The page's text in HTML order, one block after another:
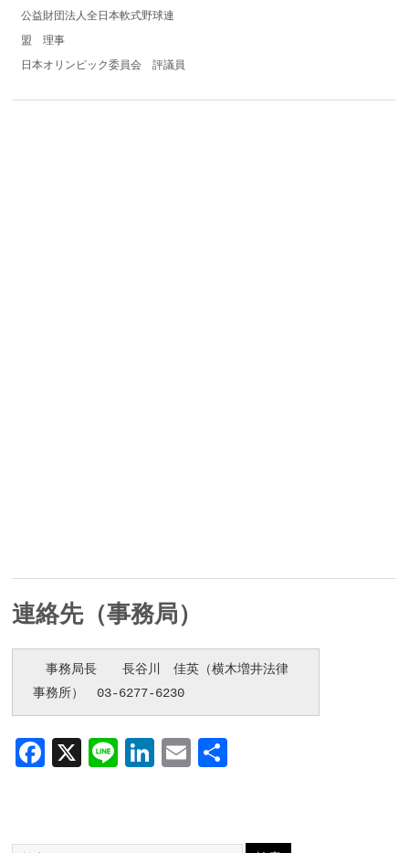
公益財団法人全日本軟式野球連
盟 理事
日本オリンピック委員会 評議員
連絡先（事務局）
事務局長　　長谷川　佳英（横木増井法律
事務所）　03-6277-6230
F
b
X Li Li
e
E
l